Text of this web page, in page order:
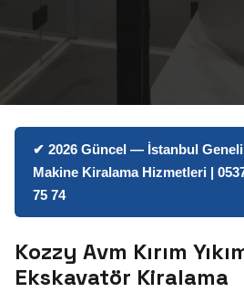
✔ 2026 Güncel — İstanbul
Makine Kiralama Hizmetleri |
75 74
Kozzy Avm Kırım
Ekskavatör Kiralama